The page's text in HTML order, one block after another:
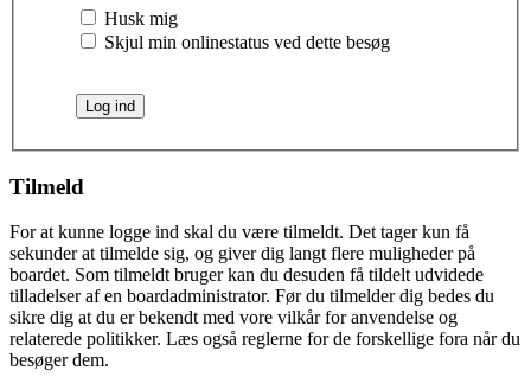
Husk mig
Skjul min onlinestatus ved dette besøg
Tilmeld
For at kunne logge ind skal du være tilmeldt. Det tager kun få
sekunder at tilmelde sig, og giver dig langt flere muligheder på
boardet. Som tilmeldt bruger kan du desuden få tildelt udvidede
tilladelser af en boardadministrator. Før du tilmelder dig bedes du
sikre dig at du er bekendt med vore vilkår for anvendelse og
relaterede politikker. Læs også reglerne for de forskellige fora når du
besøger dem.